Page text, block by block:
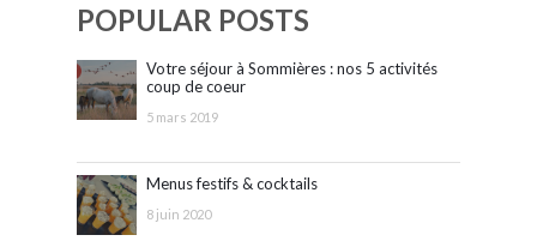
POPULAR POSTS
Votre séjour à Sommières : nos 5 activités
coup de coeur
5 mars 2019
Menus festifs & cocktails
8 juin 2020